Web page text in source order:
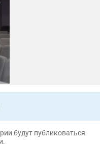
будут публиковаться